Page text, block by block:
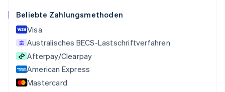
Beliebte Zahlungsmethoden
Visa
Australisches BECS-Lastschriftverfahren
Afterpay/Clearpay
American Express
Mastercard
English
Deutschland
Estland
English
Festlandchina
English
Finnland